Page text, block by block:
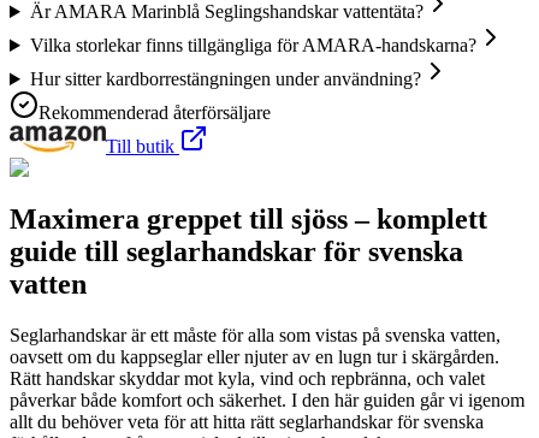
Är AMARA Marinblå Seglingshandskar vattentäta?
Vilka storlekar finns tillgängliga för AMARA-handskarna?
Hur sitter kardborrestängningen under användning?
Rekommenderad återförsäljare
Till butik
Maximera greppet till sjöss – komplett
guide till seglarhandskar för svenska
vatten
Seglarhandskar är ett måste för alla som vistas på svenska vatten,
oavsett om du kappseglar eller njuter av en lugn tur i skärgården.
Rätt handskar skyddar mot kyla, vind och repbränna, och valet
påverkar både komfort och säkerhet. I den här guiden går vi igenom
allt du behöver veta för att hitta rätt seglarhandskar för svenska